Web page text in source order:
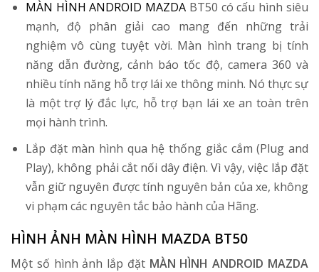
MÀN HÌNH ANDROID MAZDA BT50 có cấu hình siêu
mạnh, độ phân giải cao mang đến những trải
nghiệm vô cùng tuyệt vời. Màn hình trang bị tính
năng dẫn đường, cảnh báo tốc độ, camera 360 và
nhiều tính năng hỗ trợ lái xe thông minh. Nó thực sự
là một trợ lý đắc lực, hỗ trợ bạn lái xe an toàn trên
mọi hành trình.
Lắp đặt màn hình qua hệ thống giắc cắm (Plug and
Play), không phải cắt nối dây điện. Vì vậy, việc lắp đặt
vẫn giữ nguyên được tính nguyên bản của xe, không
vi phạm các nguyên tắc bảo hành của Hãng.
HÌNH ẢNH MÀN HÌNH MAZDA BT50
Một số hình ảnh lắp đặt MÀN HÌNH ANDROID MAZDA